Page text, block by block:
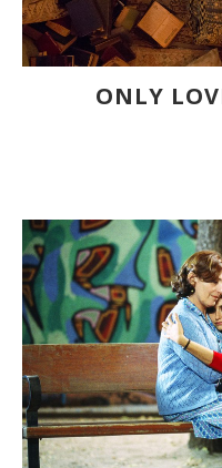
ONLY